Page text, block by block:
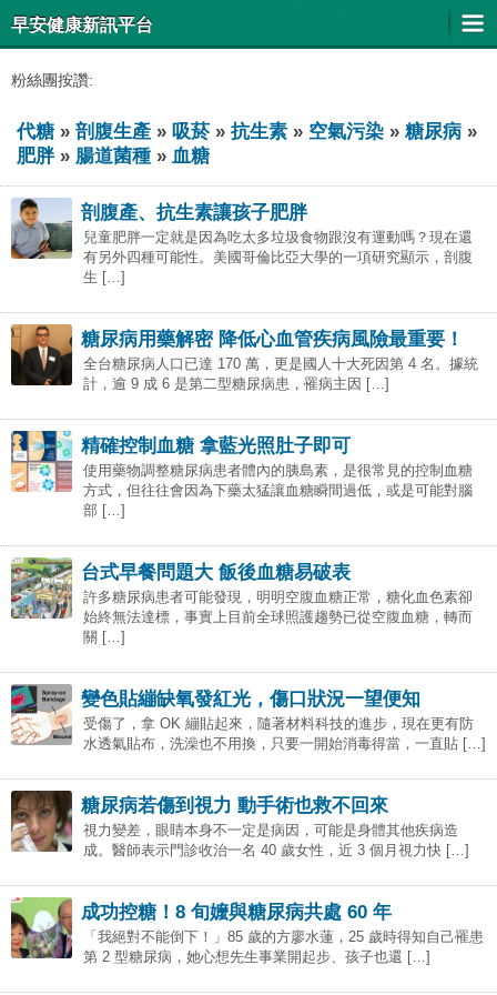
早安健康新訊平台
粉絲團按讚:
代糖» 剖腹生產 » 吸菸 » 抗生素 » 空氣污染 » 糖尿病 »
肥胖» 腸道菌種 » 血糖
剖腹產、抗生素讓孩子肥胖
兒童肥胖一定就是因為吃太多垃圾食物跟沒有運動嗎？現在還
有另外四種可能性。美國哥倫比亞大學的一項研究顯示，剖腹
生 […]
糖尿病用藥解密 降低心血管疾病風險最重要！
全台糖尿病人口已達 170 萬，更是國人十大死因第 4 名。據統
計，逾 9 成 6 是第二型糖尿病患，罹病主因 […]
精確控制血糖 拿藍光照肚子即可
使用藥物調整糖尿病患者體內的胰島素，是很常見的控制血糖
方式，但往往會因為下藥太猛讓血糖瞬間過低，或是可能對腦
部 […]
台式早餐問題大 飯後血糖易破表
許多糖尿病患者可能發現，明明空腹血糖正常，糖化血色素卻
始終無法達標，事實上目前全球照護趨勢已從空腹血糖，轉而
關 […]
變色貼繃缺氧發紅光，傷口狀況一望便知
受傷了，拿 OK 繃貼起來，隨著材料科技的進步，現在更有防
水透氣貼布，洗澡也不用換，只要一開始消毒得當，一直貼 […]
糖尿病若傷到視力 動手術也救不回來
視力變差，眼睛本身不一定是病因，可能是身體其他疾病造
成。醫師表示門診收治一名 40 歲女性，近 3 個月視力快 […]
成功控糖！8 旬嬤與糖尿病共處 60 年
「我絕對不能倒下！」85 歲的方廖水蓮，25 歲時得知自己罹患
第 2 型糖尿病，她心想先生事業開起步、孩子也還 […]